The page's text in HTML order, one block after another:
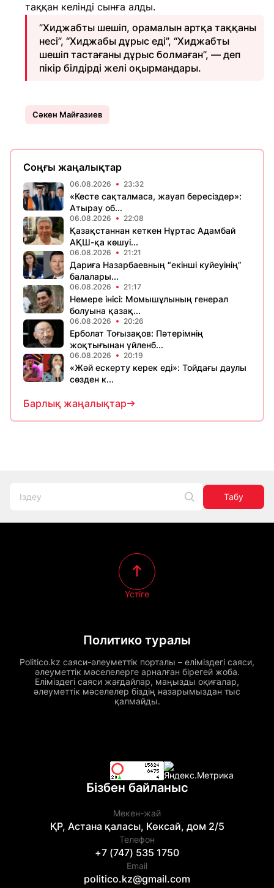
таққан келінді сынға алды.
”Хиджабты шешіп, орамалын артқа таққаны
несі”, “Хиджабы дұрыс еді”, “Хиджабты
шешіп тастағаны дұрыс болмаған”, — деп
пікір білдірді желі оқырмандары.
Сәкен Майғазиев
Соңғы жаңалықтар
06.08.2026 23:32
«Кесте сақталмаса, жауап бересіздер»:
Атырау об...
06.08.2026 22:08
Қазақстаннан кеткен Нұртас Адамбай
АҚШ-қа көшуі...
06.08.2026 21:21
Дариға Назарбаевның “екінші куйеуінің”
балалары...
06.08.2026 21:17
Немере інісі: Момышұлының генерал
болуына қазақ...
06.08.2026 20:26
Ерболат Тоғызақов: Пәтерімнің
жоқтығынан үйленб...
06.08.2026 20:19
«Жәй ескерту керек еді»: Тойдағы даулы
сөзден к...
Барлық жаңалықтар
Табу
Политико туралы
Politico.kz саяси-әлеуметтік порталы – еліміздегі саяси,
әлеуметтік мәселелерге арналған бірегей жоба.
Еліміздегі саяси жағдайлар, маңызды оқиғалар,
әлеуметтік мәселелер біздің назарымыздан тыс
қалмайды.
Үстіге
Бізбен байланыс
Мекен-жай
ҚР, Астана қаласы, Көксай, дом 2/5
Телефон
+7 (747) 535 1750
Email
politico.kz@gmail.com